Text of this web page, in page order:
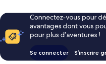
Connectez-vous pour
avantages dont vous
pour plus d’aventures !
Se connecter S’inscrire